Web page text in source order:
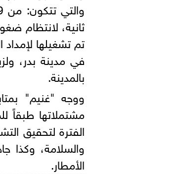
ثانية، لانتظام
تم تشغيلها لإمداد
في مدينة بدر،
بالمدينة.
ووجه "غنيم"
مشتملاتها طبقاً
الفترة لتحقيق
والسلامة،
الأمطار.